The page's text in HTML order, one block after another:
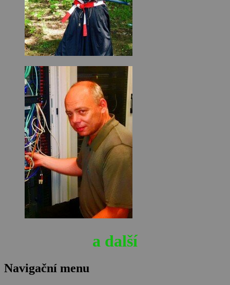
a další
Navigační menu